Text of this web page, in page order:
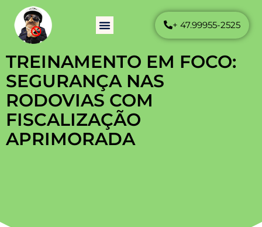
+ 47.99955-2525
TREINAMENTO EM FOCO:
SEGURANÇA NAS
RODOVIAS COM
FISCALIZAÇÃO
APRIMORADA